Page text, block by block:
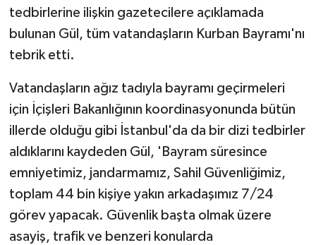
tedbirlerine ilişkin gazetecilere açıklamada
bulunan Gül, tüm vatandaşların Kurban Bayramı'nı
tebrik etti.
Vatandaşların ağız tadıyla bayramı geçirmeleri
için İçişleri Bakanlığının koordinasyonunda bütün
illerde olduğu gibi İstanbul'da da bir dizi tedbirler
aldıklarını kaydeden Gül, 'Bayram süresince
emniyetimiz, jandarmamız, Sahil Güvenliğimiz,
toplam 44 bin kişiye yakın arkadaşımız 7/24
görev yapacak. Güvenlik başta olmak üzere
asayiş, trafik ve benzeri konularda